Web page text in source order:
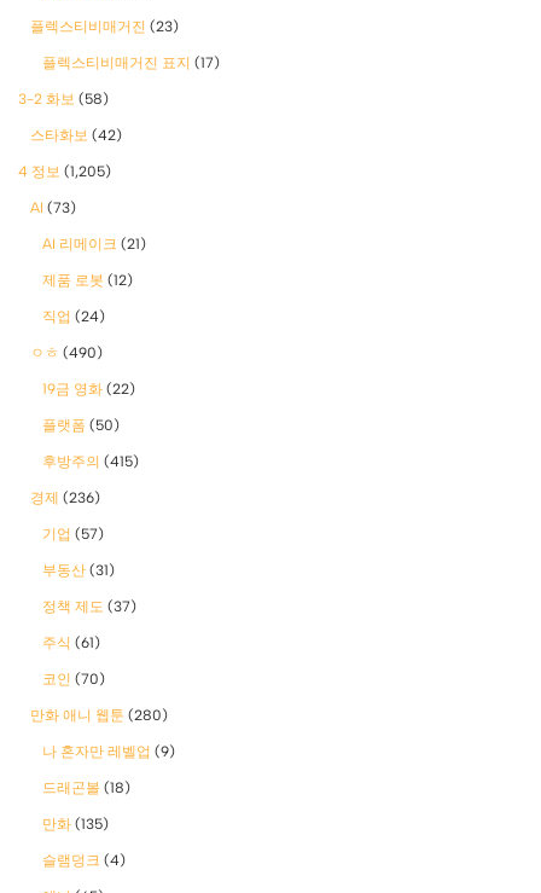
플렉스티비매거진 (23)
플렉스티비매거진 표지 (17)
3-2 화보 (58)
스타화보 (42)
4 정보 (1,205)
AI (73)
AI 리메이크 (21)
제품 로봇 (12)
직업 (24)
ㅇㅎ (490)
19금 영화 (22)
플랫폼 (50)
후방주의 (415)
경제 (236)
기업 (57)
부동산 (31)
정책 제도 (37)
주식 (61)
코인 (70)
만화 애니 웹툰 (280)
나 혼자만 레벨업 (9)
드래곤볼 (18)
만화 (135)
슬램덩크 (4)